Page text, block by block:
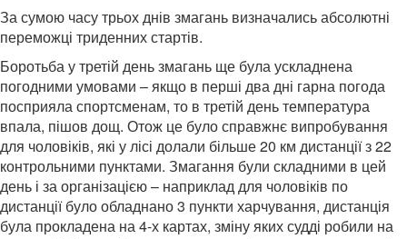
За сумою часу трьох днів змагань визначались абсолютні
переможці триденних стартів.
Боротьба у третій день змагань ще була ускладнена
погодними умовами – якщо в перші два дні гарна погода
посприяла спортсменам, то в третій день температура
впала, пішов дощ. Отож це було справжнє випробування
для чоловіків, які у лісі долали більше 20 км дистанції з 22
контрольними пунктами. Змагання були складними в цей
день і за організацією – наприклад для чоловіків по
дистанції було обладнано 3 пункти харчування, дистанція
була прокладена на 4-х картах, зміну яких судді робили на